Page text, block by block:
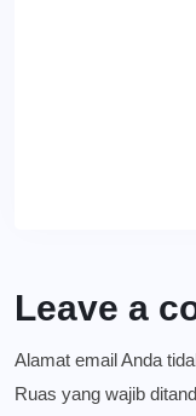
Leave a
Alamat email Anda
Ruas yang wajib